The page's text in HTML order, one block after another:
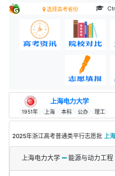
选择高考省份
上海电力大学
1951年 上海 本科 公办 理工
2025年浙江高考普通类平行志愿批 上
上海电力大学 能源与动力工程